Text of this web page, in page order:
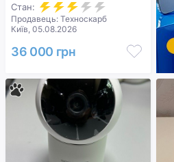
Стан:
Продавець: Техноскарб
Київ, 05.08.2026
36 000 грн